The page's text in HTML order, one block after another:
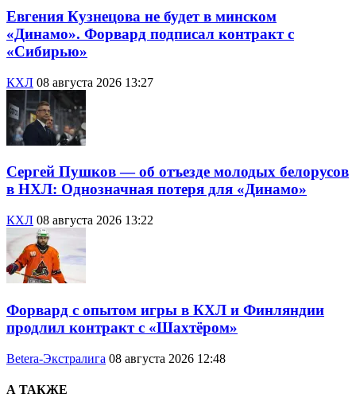
Евгения Кузнецова не будет в минском
«Динамо». Форвард подписал контракт с
«Сибирью»
КХЛ 08 августа 2026 13:27
Сергей Пушков — об отъезде молодых белорусов
в НХЛ: Однозначная потеря для «Динамо»
КХЛ 08 августа 2026 13:22
Форвард с опытом игры в КХЛ и Финляндии
продлил контракт с «Шахтёром»
Betera-Экстралига 08 августа 2026 12:48
А ТАКЖЕ